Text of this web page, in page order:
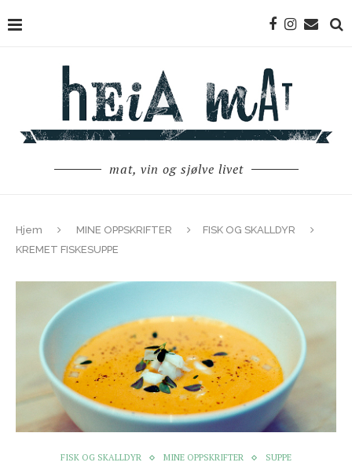
mat, vin og sjølve livet
Hjem MINE OPPSKRIFTER
FISK OG SKALLDYR
KREMET FISKESUPPE
FISK OG SKALLDYR MINE OPPSKRIFTER SUPPE